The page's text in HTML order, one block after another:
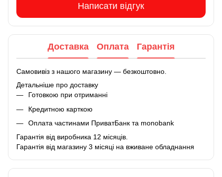
Написати відгук
Доставка Оплата Гарантія
Самовивіз з нашого магазину — безкоштовно.
Детальніше про доставку
Готовкою при отриманні
Кредитною карткою
Оплата частинами ПриватБанк та monobank
Гарантія від виробника 12 місяців.
Гарантія від магазину 3 місяці на вживане обладнання